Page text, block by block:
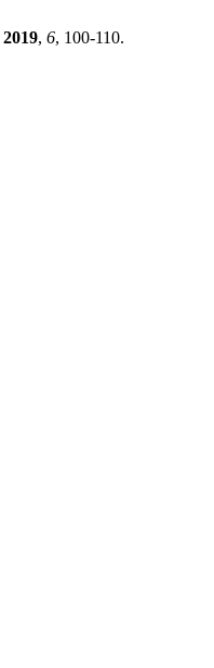
2019, 6, 100-110.